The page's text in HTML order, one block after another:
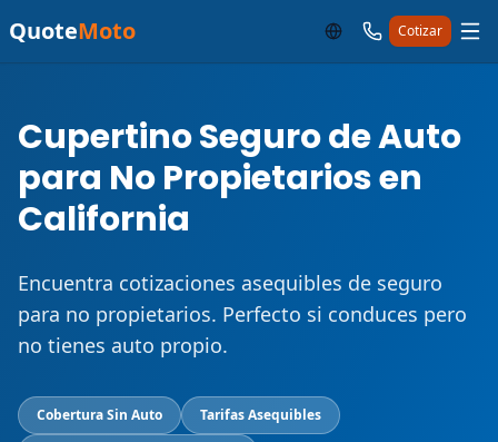
QuoteMoto Cotizar
Cupertino Seguro de Auto
para No Propietarios en
California
Encuentra cotizaciones asequibles de seguro
para no propietarios. Perfecto si conduces pero
no tienes auto propio.
Cobertura Sin Auto
Tarifas Asequibles